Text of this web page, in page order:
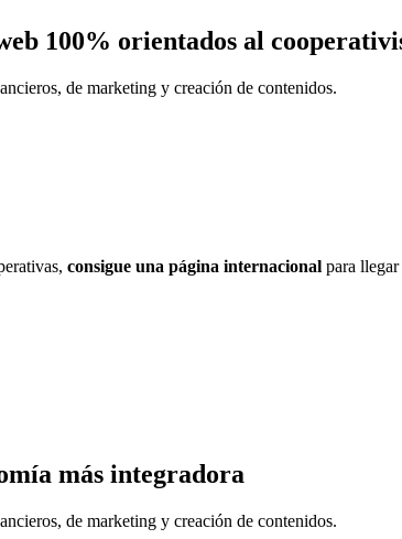
100% orientados al
de marketing y creación de contenidos.
consigue una página internacional para
más integradora
de marketing y creación de contenidos.